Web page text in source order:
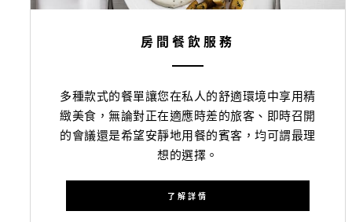
房間餐飲服務
多種款式的餐單讓您在私人的舒適環境中享用精
緻美食，無論對正在適應時差的旅客、即時召開
的會議還是希望安靜地用餐的賓客，均可謂最理
想的選擇。
了解詳情